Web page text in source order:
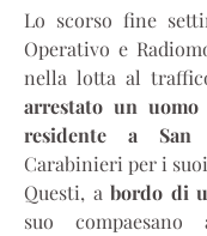
Lo scorso fine
Operativo e
nella lotta al
arrestato un uomo
residente a San
Carabinieri per i
Questi, abordo di
suo compaesano